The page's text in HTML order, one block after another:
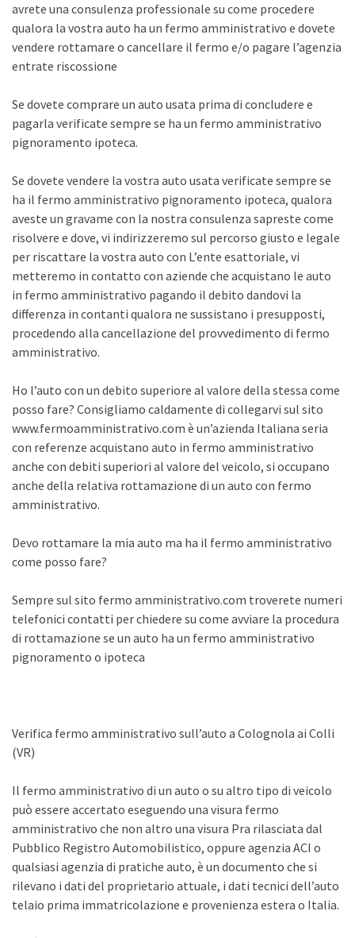
avrete una consulenza professionale su come procedere
qualora la vostra auto ha un fermo amministrativo e dovete
vendere rottamare o cancellare il fermo e/o pagare l’agenzia
entrate riscossione
Se dovete comprare un auto usata prima di concludere e
pagarla verificate sempre se ha un fermo amministrativo
pignoramento ipoteca.
Se dovete vendere la vostra auto usata verificate sempre se
ha il fermo amministrativo pignoramento ipoteca, qualora
aveste un gravame con la nostra consulenza sapreste come
risolvere e dove, vi indirizzeremo sul percorso giusto e legale
per riscattare la vostra auto con L’ente esattoriale, vi
metteremo in contatto con aziende che acquistano le auto
in fermo amministrativo pagando il debito dandovi la
differenza in contanti qualora ne sussistano i presupposti,
procedendo alla cancellazione del provvedimento di fermo
amministrativo.
Ho l’auto con un debito superiore al valore della stessa come
posso fare? Consigliamo caldamente di collegarvi sul sito
www.fermoamministrativo.com è un’azienda Italiana seria
con referenze acquistano auto in fermo amministrativo
anche con debiti superiori al valore del veicolo, si occupano
anche della relativa rottamazione di un auto con fermo
amministrativo.
Devo rottamare la mia auto ma ha il fermo amministrativo
come posso fare?
Sempre sul sito fermo amministrativo.com troverete numeri
telefonici contatti per chiedere su come avviare la procedura
di rottamazione se un auto ha un fermo amministrativo
pignoramento o ipoteca
Verifica fermo amministrativo sull’auto a Colognola ai Colli
(VR)
Il fermo amministrativo di un auto o su altro tipo di veicolo
può essere accertato eseguendo una visura fermo
amministrativo che non altro una visura Pra rilasciata dal
Pubblico Registro Automobilistico, oppure agenzia ACI o
qualsiasi agenzia di pratiche auto, è un documento che si
rilevano i dati del proprietario attuale, i dati tecnici dell’auto
telaio prima immatricolazione e provenienza estera o Italia.